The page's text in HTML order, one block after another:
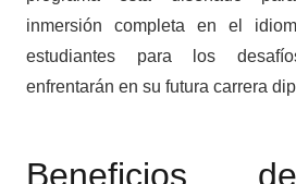
inmersión completa en el
estudiantes para los
enfrentarán en su futura carrera
Beneficios